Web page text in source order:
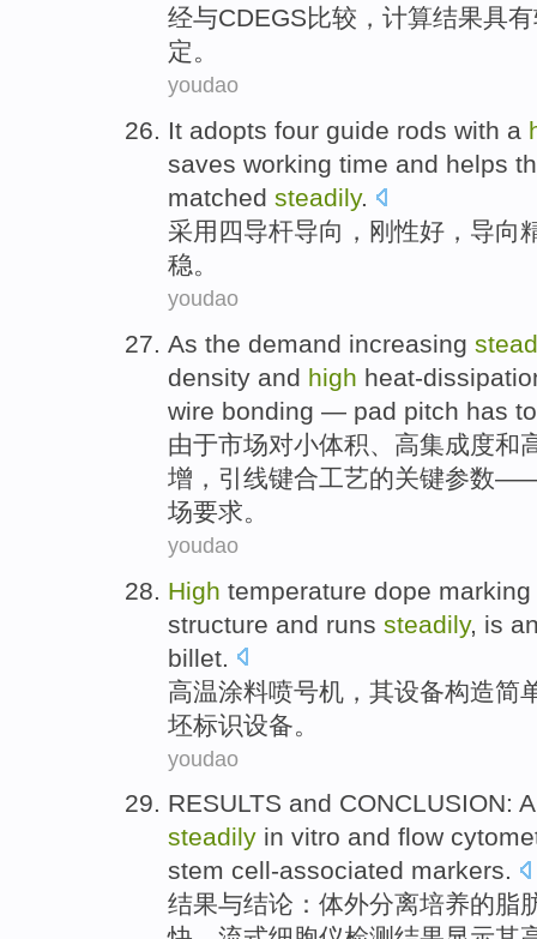
经与CDEGS比较 ， 计算结果具有
定。
youdao
It adopts four guide rods with a
saves working time and helps
matched steadily.
采用 四导杆导向 ，刚性好，导向
稳。
youdao
As the demand increasing
density and high heat-
wire bonding — pad pitch has
由于市场对小体积、 高集成度和
增 ， 引线键合工艺的关键参数
场要求。
youdao
High temperature dope marking
structure and runs steadily, is
billet
高温涂料喷号机 ， 其设备构造简
坯标识设备。
youdao
RESULTS and CONCLUSION:
steadily in vitro and flow
stem cell-associated markers.
结果与结论 ： 体外分离培养的脂